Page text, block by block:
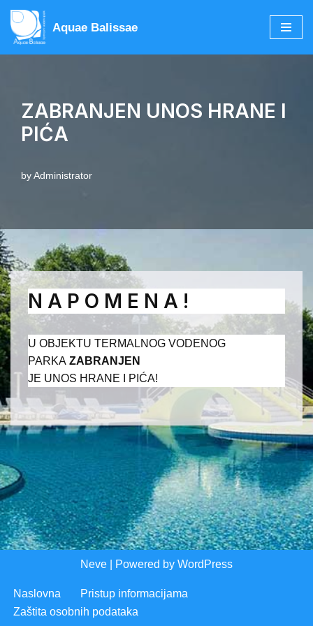
Skip
to
Aquae Balissae
ZABRANJEN UNOS HRANE I
PIĆA
byAdministrator
N A P O M E N A !
U OBJEKTU TERMALNOG VODENOG
PARKA ZABRANJEN
JE UNOS HRANE I PIĆA!
Neve | Powered by WordPress
Naslovna
Pristup informacijama
Zaštita osobnih podataka